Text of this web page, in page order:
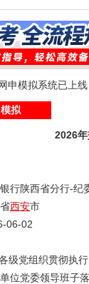
申模拟系统已上
拟
2026年
陕西省分行-纪
西安市
06-02
党组织贯彻执行
位党委领导班子